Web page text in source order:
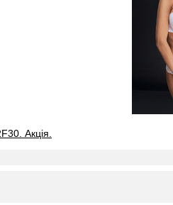
Акція.